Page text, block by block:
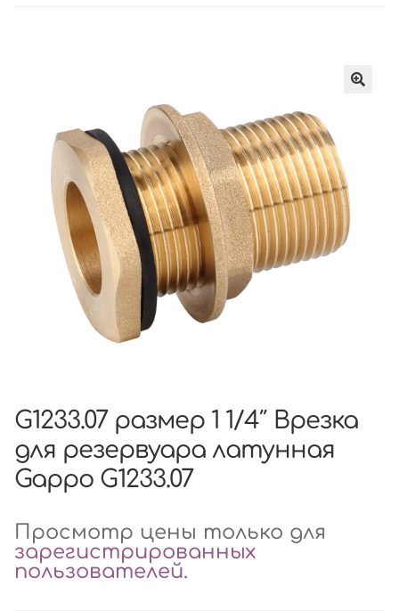
G1233.07 размер 1 1/4″ Врезка
для резервуара латунная
Gappo G1233.07
Просмотр цены только для
зарегистрированных
пользователей.